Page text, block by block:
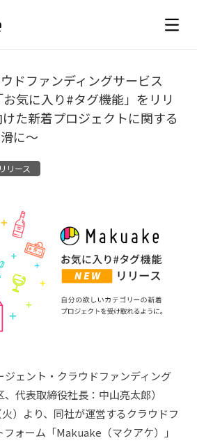
ドファンディングサービス
お気に入り#タグ機能」をリリ
た新着プロジェクトに関する
に〜
リース
ェント・クラウドファンディング
、代表取締役社長：中山亮太郎）
）より、同社が運営するクラウドフ
ォーム「Makuake（マクアケ）」